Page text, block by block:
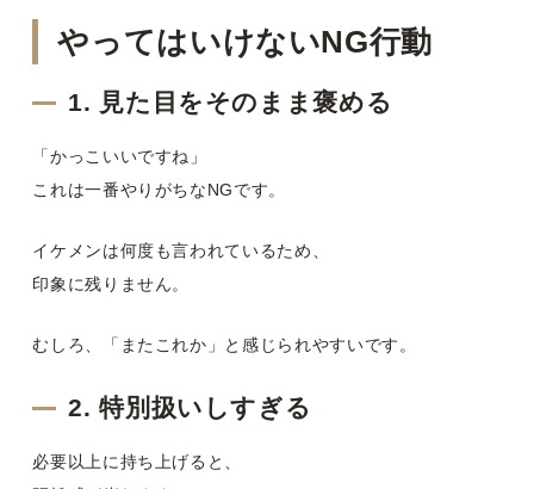
やってはいけないNG行動
1. 見た目をそのまま褒める
「かっこいいですね」
これは一番やりがちなNGです。
イケメンは何度も言われているため、
印象に残りません。
むしろ、「またこれか」と感じられやすいです。
2. 特別扱いしすぎる
必要以上に持ち上げると、